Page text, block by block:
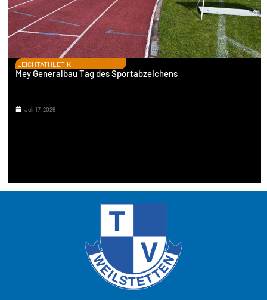
LEICHTATHLETIK
Mey Generalbau Tag des Sportabzeichens
Juli 17, 2026